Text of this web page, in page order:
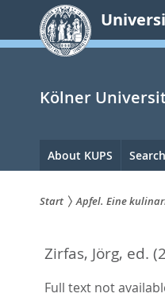
springen
Kölner
Hauptnavigation
About KUPS Search
sind
hier:
Start Apfel. Eine
Zirfas, Jörg, ed.
Full text not